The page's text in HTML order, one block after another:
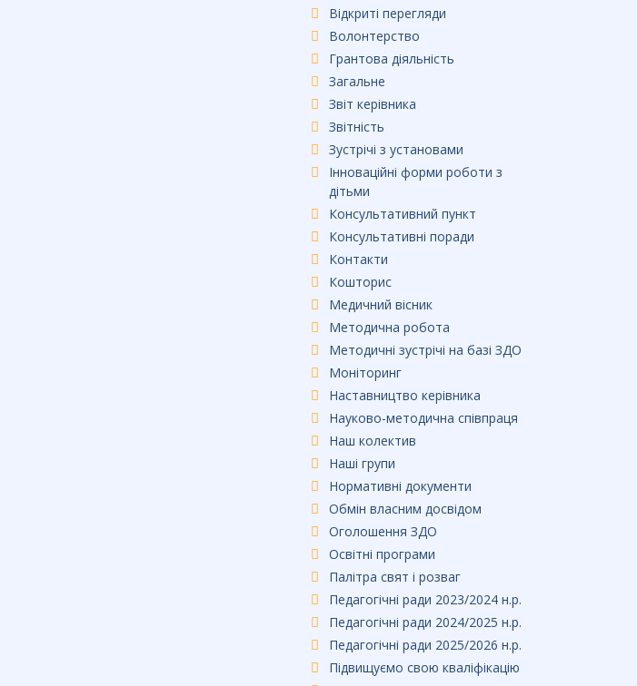
Відкриті перегляди
Волонтерство
Грантова діяльність
Загальне
Звіт керівника
Звітність
Зустрічі з установами
Інноваційні форми роботи з
дітьми
Консультативний пункт
Консультативні поради
Контакти
Кошторис
Медичний вісник
Методична робота
Методичні зустрічі на базі ЗДО
Моніторинг
Наставництво керівника
Науково-методична співпраця
Наш колектив
Наші групи
Нормативні документи
Обмін власним досвідом
Оголошення ЗДО
Освітні програми
Палітра свят і розваг
Педагогічні ради 2023/2024 н.р.
Педагогічні ради 2024/2025 н.р.
Педагогічні ради 2025/2026 н.р.
Підвищуємо свою кваліфікацію